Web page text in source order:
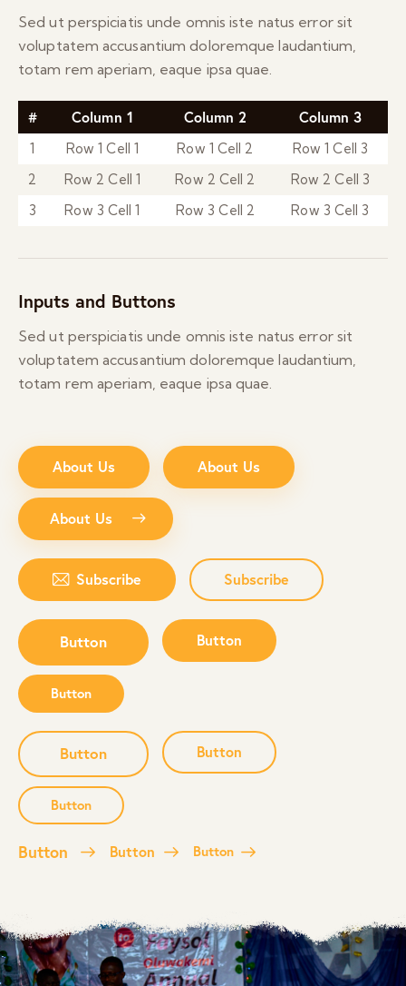
Sed ut perspiciatis unde omnis iste natus error sit
voluptatem accusantium doloremque laudantium,
totam rem aperiam, eaque ipsa quae.
# Column 1 Column 2 Column 3
1 Row 1 Cell 1 Row 1 Cell 2
Row 1 Cell 3
2
Row 2 Cell 1 Row 2 Cell 2
Row 2 Cell 3
3
Row 3 Cell 1 Row 3 Cell 2 Row 3 Cell 3
Inputs and Buttons
Sed ut perspiciatis unde omnis iste natus error sit
voluptatem accusantium doloremque laudantium,
totam rem aperiam, eaque ipsa quae.
About Us About Us
About Us
Subscribe Subscribe
Button Button
Button
Button Button
Button
Button Button Button